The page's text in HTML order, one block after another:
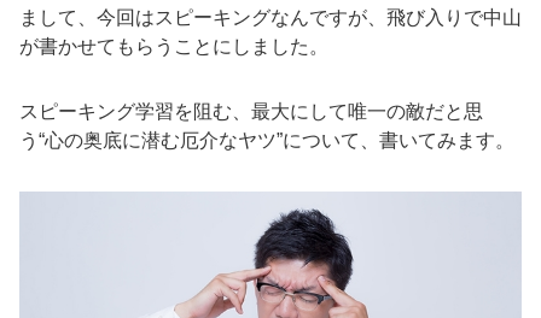
まして、今回はスピーキングなんですが、飛び入りで中山
が書かせてもらうことにしました。
スピーキング学習を阻む、最大にして唯一の敵だと思
う“心の奥底に潜む厄介なヤツ”について、書いてみます。